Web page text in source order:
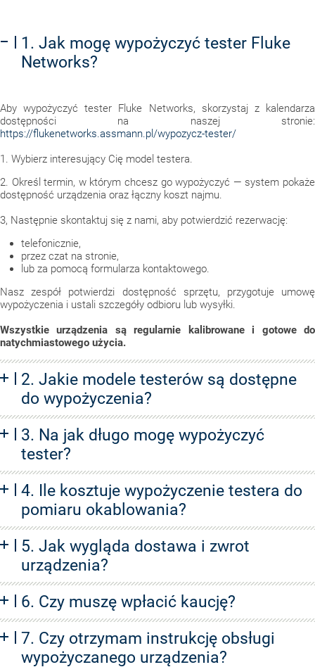
1. Jak mogę wypożyczyć tester Fluke
Networks?
Aby wypożyczyć tester Fluke Networks, skorzystaj z kalendarza
dostępności na naszej stronie:
https://flukenetworks.assmann.pl/wypozycz-tester/
1. Wybierz interesujący Cię model testera.
2. Określ termin, w którym chcesz go wypożyczyć — system pokaże
dostępność urządzenia oraz łączny koszt najmu.
3, Następnie skontaktuj się z nami, aby potwierdzić rezerwację:
telefonicznie,
przez czat na stronie,
lub za pomocą formularza kontaktowego.
Nasz zespół potwierdzi dostępność sprzętu, przygotuje umowę
wypożyczenia i ustali szczegóły odbioru lub wysyłki.
Wszystkie urządzenia są regularnie kalibrowane i gotowe do
natychmiastowego użycia.
2. Jakie modele testerów są dostępne
do wypożyczenia?
3. Na jak długo mogę wypożyczyć
tester?
4. Ile kosztuje wypożyczenie testera do
pomiaru okablowania?
5. Jak wygląda dostawa i zwrot
urządzenia?
6. Czy muszę wpłacić kaucję?
7. Czy otrzymam instrukcję obsługi
wypożyczanego urządzenia?